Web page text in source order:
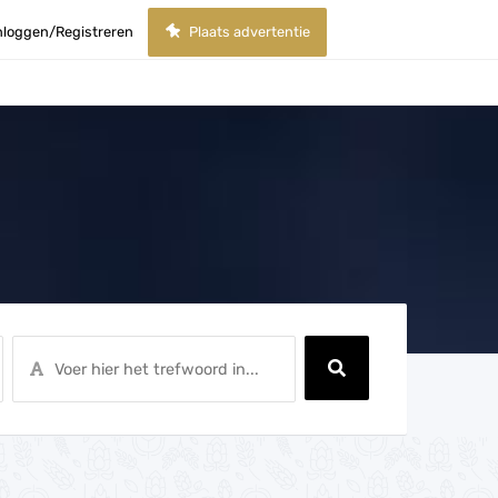
Registreren Plaats advertentie